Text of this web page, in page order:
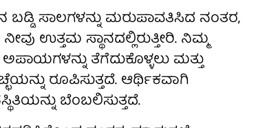
ಬಡ್ಡಿ ಸಾಲಗಳನ್ನು ಮರುಪಾವತಿಸಿದ ನಂತರ,
ಉತ್ತಮ ಸ್ಥಾನದಲ್ಲಿರುತ್ತೀರಿ. ನಿಮ್ಮ
ತೆಗೆದುಕೊಳ್ಳಲು ಮತ್ತು
ರೂಪಿಸುತ್ತದೆ. ಆರ್ಥಿಕವಾಗಿ
ಬೆಂಬಲಿಸುತ್ತದೆ.